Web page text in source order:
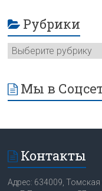
Рубрики
Мы в
Контакты
Адрес: 634009, Томская